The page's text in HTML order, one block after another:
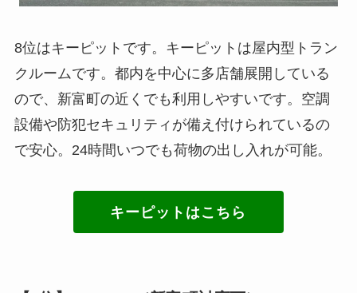
8位はキーピットです。キーピットは屋内型トラン
クルームです。都内を中心に多店舗展開している
ので、新富町の近くでも利用しやすいです。空調
設備や防犯セキュリティが備え付けられているの
で安心。24時間いつでも荷物の出し入れが可能。
キーピットはこちら